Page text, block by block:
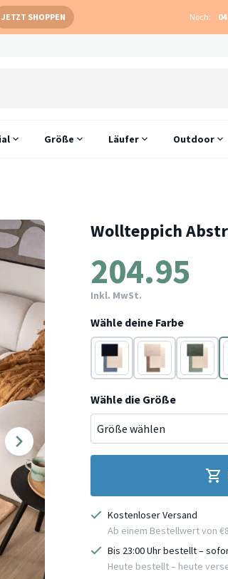
JETZT SHOPPEN Noch: 04
Größe Läufer Outdoor
Wollteppich
204.95
Inkl. MwSt.
Wähle deine Farbe
Creme Creme Creme
Wähle die Größe
Kostenloser Versand
Ab einem Bestellwert von
Bis 23:00 Uhr bestellt –
Heute bestellt – heute